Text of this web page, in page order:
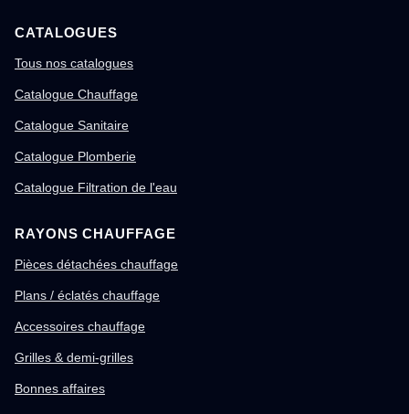
CATALOGUES
Tous nos catalogues
Catalogue Chauffage
Catalogue Sanitaire
Catalogue Plomberie
Catalogue Filtration de l'eau
RAYONS CHAUFFAGE
Pièces détachées chauffage
Plans / éclatés chauffage
Accessoires chauffage
Grilles & demi-grilles
Bonnes affaires